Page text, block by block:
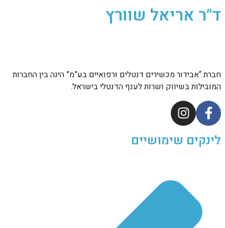
ד”ר אריאל שוורץ
חברת “אבידור מכשירים דנטלים ורפואיים בע”מ” הינה בין החברות
המובילות בשיווק ושרות לענף הדנטלי בישראל.
לינקים שימושיים